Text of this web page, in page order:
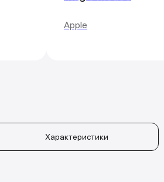
Apple
Характеристики